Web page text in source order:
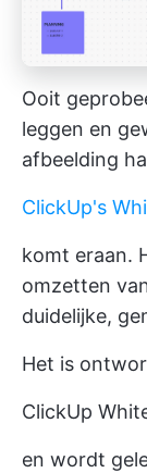
Ooit
leggen en
afbeelding
ClickUp's
komt eraan.
omzetten
duidelijke,
Het is
ClickUp
en wordt